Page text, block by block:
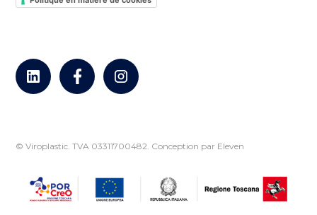
© Viroplastic. TVA 03311700482. Conception par Eleven